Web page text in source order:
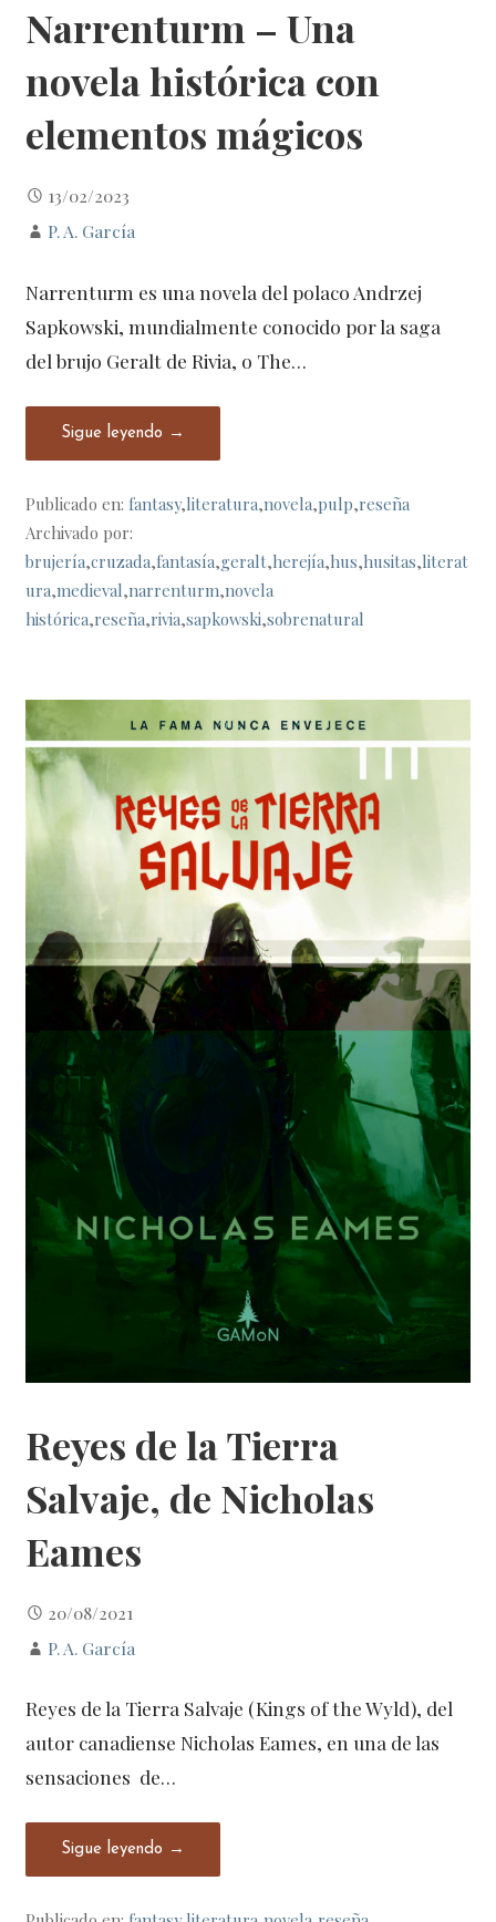
Narrenturm – Una
novela histórica con
elementos mágicos
13/02/2023
P. A. García
Narrenturm es una novela del polaco Andrzej
Sapkowski, mundialmente conocido por la saga
del brujo Geralt de Rivia, o The…
Sigue leyendo →
Publicado en:fantasy,literatura,novela,pulp,reseña
Archivado por:
brujería,cruzada,fantasía,geralt,herejía,hus,husitas,literat
ura,medieval,narrenturm,novela
histórica,reseña,rivia,sapkowski,sobrenatural
Reyes de la Tierra
Salvaje, de Nicholas
Eames
20/08/2021
P. A. García
Reyes de la Tierra Salvaje (Kings of the Wyld), del
autor canadiense Nicholas Eames, en una de las
sensaciones de…
Sigue leyendo →